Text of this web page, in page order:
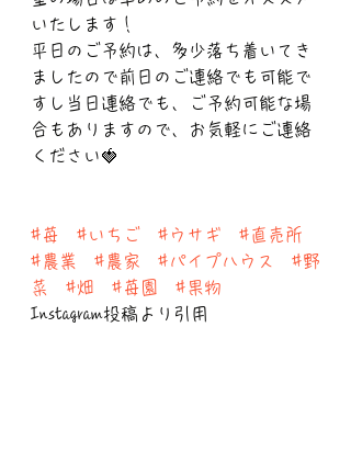
いたします！
平日のご予約は、多少落ち着いてき
ましたので前日のご連絡でも可能で
すし当日連絡でも、ご予約可能な場
合もありますので、お気軽にご連絡
ください🍓
#苺 #いちご #ウサギ
#直売所
#農業
#農家 #パイプハウス
#野
菜
#畑 #苺園
#果物
Instagram投稿より引用